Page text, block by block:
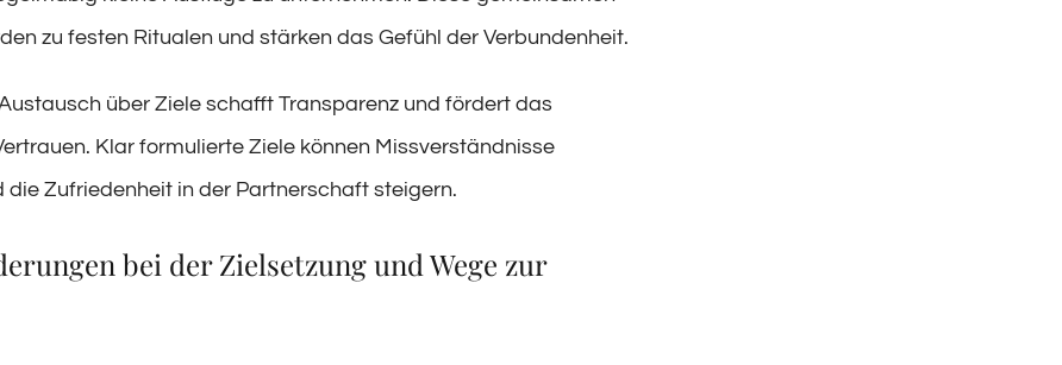
zu festen Ritualen und stärken das Gefühl der Verbundenheit.
über Ziele schafft Transparenz und fördert das
Klar formulierte Ziele können Missverständnisse
die Zufriedenheit in der Partnerschaft steigern.
bei der Zielsetzung und Wege zur